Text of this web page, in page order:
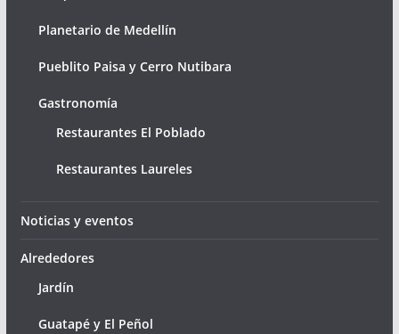
Planetario de Medellín
Pueblito Paisa y Cerro Nutibara
Gastronomía
Restaurantes El Poblado
Restaurantes Laureles
Noticias y eventos
Alrededores
Jardín
Guatapé y El Peñol